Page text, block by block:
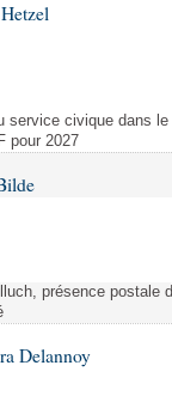
service civique dans
pour 2027
présence postale
Delannoy